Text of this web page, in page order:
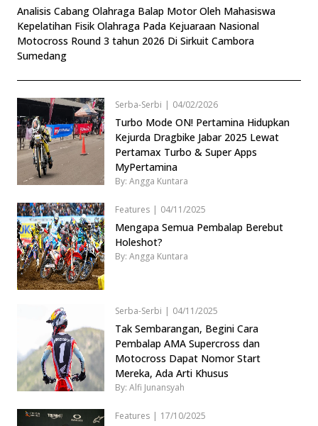
Analisis Cabang Olahraga Balap Motor Oleh Mahasiswa
Kepelatihan Fisik Olahraga Pada Kejuaraan Nasional
Motocross Round 3 tahun 2026 Di Sirkuit Cambora
Sumedang
Serba-Serbi | 04/02/2026
Turbo Mode ON! Pertamina Hidupkan
Kejurda Dragbike Jabar 2025 Lewat
Pertamax Turbo & Super Apps
MyPertamina
By: Angga Kuntara
Features | 04/11/2025
Mengapa Semua Pembalap Berebut
Holeshot?
By: Angga Kuntara
Serba-Serbi | 04/11/2025
Tak Sembarangan, Begini Cara
Pembalap AMA Supercross dan
Motocross Dapat Nomor Start
Mereka, Ada Arti Khusus
By: Alfi Junansyah
Features | 17/10/2025